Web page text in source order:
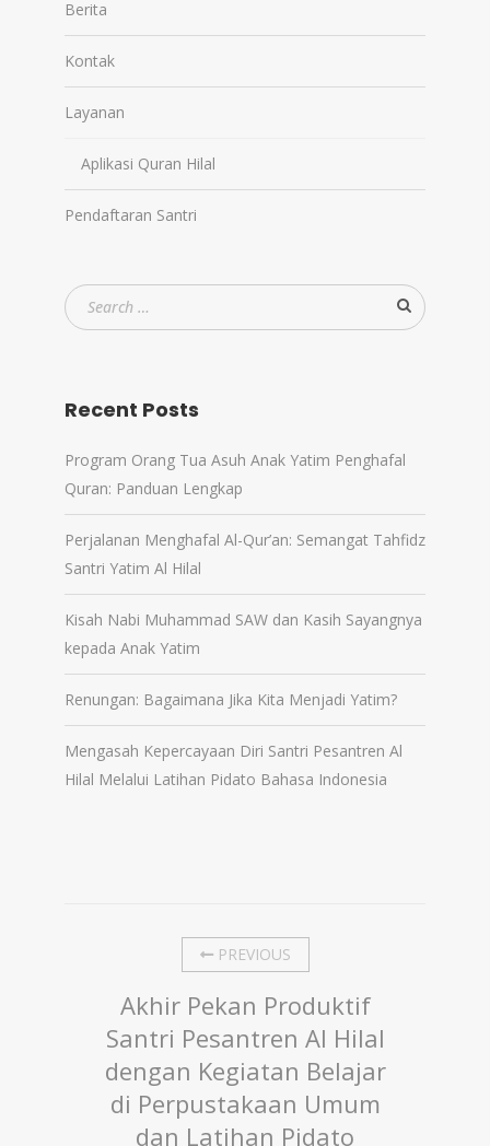
Berita
Kontak
Layanan
Aplikasi Quran Hilal
Pendaftaran Santri
Recent Posts
Program Orang Tua Asuh Anak Yatim Penghafal
Quran: Panduan Lengkap
Perjalanan Menghafal Al-Qur’an: Semangat Tahfidz
Santri Yatim Al Hilal
Kisah Nabi Muhammad SAW dan Kasih Sayangnya
kepada Anak Yatim
Renungan: Bagaimana Jika Kita Menjadi Yatim?
Mengasah Kepercayaan Diri Santri Pesantren Al
Hilal Melalui Latihan Pidato Bahasa Indonesia
PREVIOUS
Akhir Pekan Produktif
Santri Pesantren Al Hilal
dengan Kegiatan Belajar
di Perpustakaan Umum
dan Latihan Pidato